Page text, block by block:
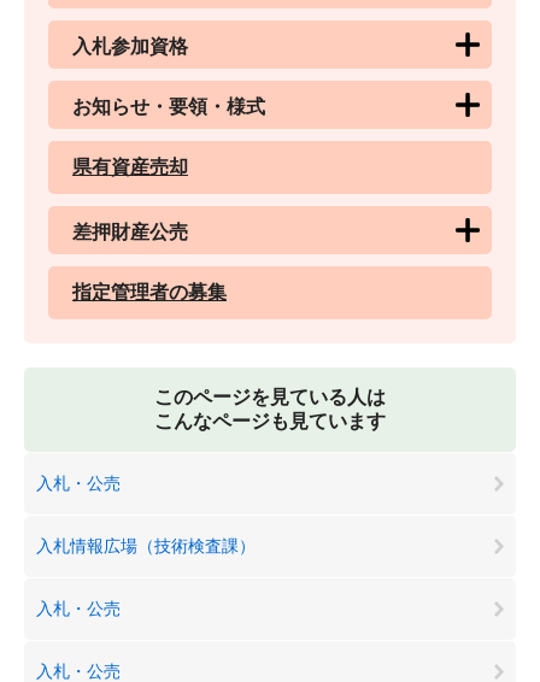
入札参加資格
お知らせ・要領・様式
県有資産売却
差押財産公売
指定管理者の募集
このページを見ている人は
こんなページも見ています
入札・公売
入札情報広場（技術検査課）
入札・公売
入札・公売